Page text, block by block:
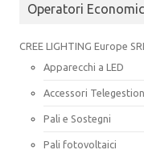
Operatori
CREE LIGHTING Europe SRL
Apparecchi a LED
Accessori
Pali e Sostegni
Pali fotovoltaici